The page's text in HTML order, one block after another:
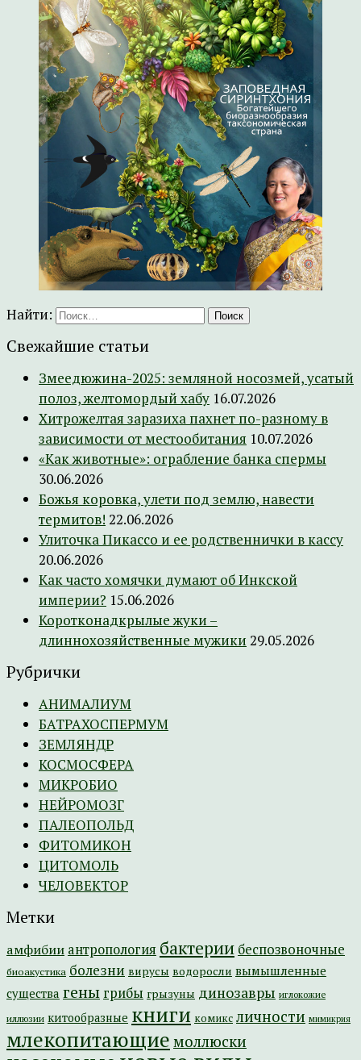
Найти:
Свежайшие статьи
Змеедюжина-2025: земляной носозмей, усатый
полоз, желтомордый хабу 16.07.2026
Хитрожелтая заразиха пахнет по-разному в
зависимости от местообитания 10.07.2026
«Как животные»: ограбление банка спермы
30.06.2026
Божья коровка, улети под землю, навести
термитов! 22.06.2026
Улиточка Пикассо и ее родственнички в кассу
20.06.2026
Как часто хомячки думают об Инкской
империи? 15.06.2026
Коротконадкрылые жуки –
длиннохозяйственные мужики 29.05.2026
Рубрички
АНИМАЛИУМ
БАТРАХОСПЕРМУМ
ЗЕМЛЯНДР
КОСМОСФЕРА
МИКРОБИО
НЕЙРОМОЗГ
ПАЛЕОПОЛЬД
ФИТОМИКОН
ЦИТОМОЛЬ
ЧЕЛОВЕКТОР
Метки
амфибии антропология бактерии беспозвоночные
биоакустика болезни вирусы водоросли вымышленные
существа гены грибы грызуны динозавры иглокожие
иллюзии китообразные книги комикс личности мимикрия
млекопитающие моллюски